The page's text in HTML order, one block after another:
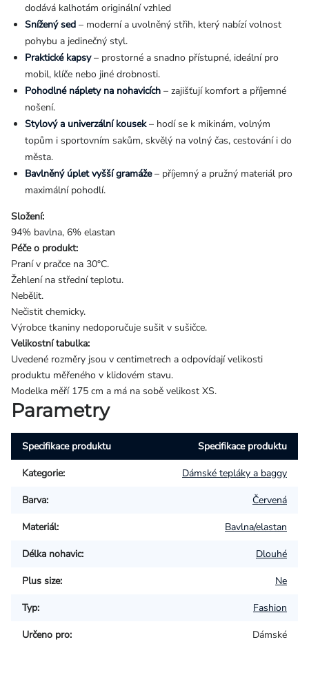
dodává kalhotám originální vzhled
Snížený sed – moderní a uvolněný střih, který nabízí volnost
pohybu a jedinečný styl.
Praktické kapsy– prostorné a snadno přístupné, ideální pro
mobil, klíče nebo jiné drobnosti.
Pohodlné náplety na nohavicích – zajišťují komfort a příjemné
nošení.
Stylový a univerzální kousek– hodí se k mikinám, volným
topům i sportovním sakům, skvělý na volný čas, cestování i do
města.
Bavlněný úplet vyšší gramáže– příjemný a pružný materiál pro
maximální pohodlí.
Složení:
94% bavlna, 6% elastan
Péče o produkt:
Praní v pračce na 30°C.
Žehlení na střední teplotu.
Nebělit.
Nečistit chemicky.
Výrobce tkaniny nedoporučuje sušit v sušičce.
Velikostní tabulka:
Uvedené rozměry jsou v centimetrech a odpovídají velikosti
produktu měřeného v klidovém stavu.
Modelka měří 175 cm a má na sobě velikost XS.
Parametry
Specifikace produktu Specifikace produktu
Kategorie: Dámské tepláky a baggy
Barva: Červená
Materiál: Bavlna/elastan
Délka nohavic: Dlouhé
Plus size: Ne
Typ: Fashion
Určeno pro: Dámské